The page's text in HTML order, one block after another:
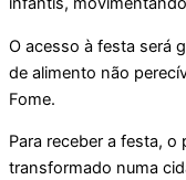
O acesso à festa será
de alimento não
Fome.
Para receber a festa,
transformado numa